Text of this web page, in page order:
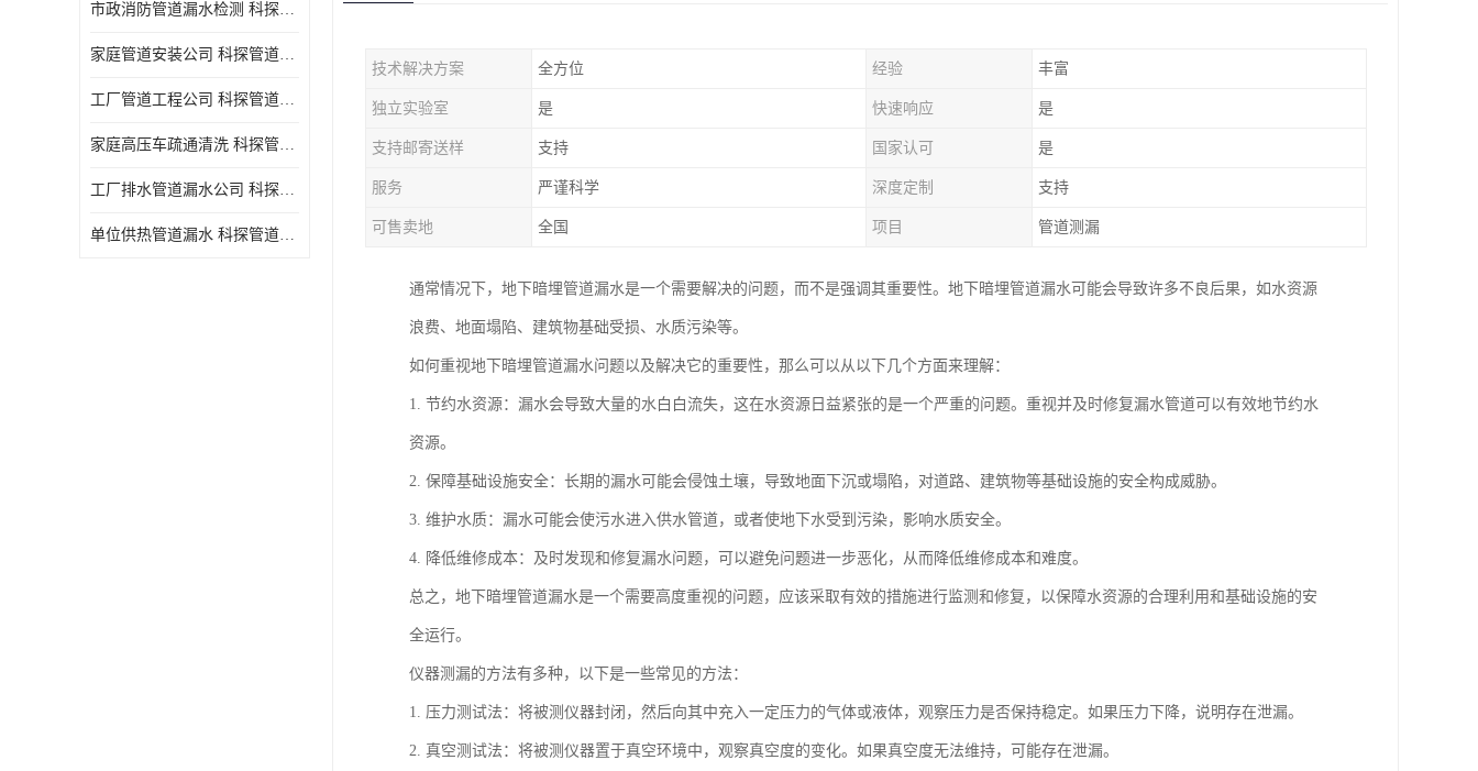
市政消防管道漏水检测 科探管道工程 快速上门
家庭管道安装公司 科探管道工程 团队服务
工厂管道工程公司 科探管道工程 时效快
家庭高压车疏通清洗 科探管道工程 服务周到
工厂排水管道漏水公司 科探管道工程 快速上门
单位供热管道漏水 科探管道工程 设备齐
技术解决方案 全方位 经验 丰富
独立实验室 是 快速响应 是
支持邮寄送样 支持 国家认可 是
服务 严谨科学 深度定制 支持
可售卖地 全国 项目 管道测漏
通常情况下，地下暗埋管道漏水是一个需要解决的问题，而不是强调其重要性。地下暗埋管道漏水可能会导致许多不良后果，如水资源
浪费、地面塌陷、建筑物基础受损、水质污染等。
如何重视地下暗埋管道漏水问题以及解决它的重要性，那么可以从以下几个方面来理解：
1. 节约水资源：漏水会导致大量的水白白流失，这在水资源日益紧张的是一个严重的问题。重视并及时修复漏水管道可以有效地节约水
资源。
2. 保障基础设施安全：长期的漏水可能会侵蚀土壤，导致地面下沉或塌陷，对道路、建筑物等基础设施的安全构成威胁。
3. 维护水质：漏水可能会使污水进入供水管道，或者使地下水受到污染，影响水质安全。
4. 降低维修成本：及时发现和修复漏水问题，可以避免问题进一步恶化，从而降低维修成本和难度。
总之，地下暗埋管道漏水是一个需要高度重视的问题，应该采取有效的措施进行监测和修复，以保障水资源的合理利用和基础设施的安
全运行。
仪器测漏的方法有多种，以下是一些常见的方法：
1. 压力测试法：将被测仪器封闭，然后向其中充入一定压力的气体或液体，观察压力是否保持稳定。如果压力下降，说明存在泄漏。
2. 真空测试法：将被测仪器置于真空环境中，观察真空度的变化。如果真空度无法维持，可能存在泄漏。